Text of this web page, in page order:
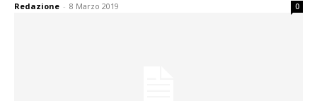
Redazione - 8 Marzo 2019 0